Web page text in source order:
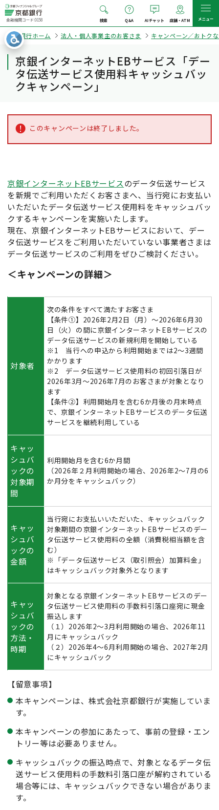
金融機関コード:0158 検索 Q&A AIチャット 店舗・ATM メニュー
京都銀行ホーム 法人・個人事業主のお客さま キャンペーン／おトク
京銀インターネットEBサービス「デー
タ伝送サービス使用料キャッシュバッ
クキャンペーン」
このキャンペーンは終了しました。
京銀インターネットEBサービスのデータ伝送サービス
を新規でご利用いただくお客さまへ、当行宛にお支払い
いただいたデータ伝送サービス使用料をキャッシュバッ
クするキャンペーンを実施いたします。
現在、京銀インターネットEBサービスにおいて、デー
タ伝送サービスをご利用いただいていない事業者さまは
データ伝送サービスのご利用をぜひご検討ください。
＜キャンペーンの詳細＞
対象者
次の条件をすべて満たすお客さま
【条件①】2026年2月2日（月）～2026年6月30
日（火）の間に京銀インターネットEBサービスの
データ伝送サービスの新規利用を開始している
※1 当行への申込から利用開始までは2～3週間
かかります
※2 データ伝送サービス使用料の初回引落日が
2026年3月～2026年7月のお客さまが対象となり
ます
【条件②】利用開始月を含む6か月後の月末時点
で、京銀インターネットEBサービスのデータ伝送
サービスを継続利用している
キャッ
シュバ
ックの
対象期
間
利用開始月を含む6か月間
（2026年２月利用開始の場合、2026年2～7月の6
か月分をキャッシュバック）
キャッ
シュバ
ックの
金額
当行宛にお支払いいただいた、キャッシュバック
対象期間の京銀インターネットEBサービスのデー
タ伝送サービス使用料の全額（消費税相当額を含
む）
※「データ伝送サービス（取引照会）加算料金」
はキャッシュバック対象外となります
キャッ
シュバ
ックの
方法・
時期
対象となる京銀インターネットEBサービスのデー
タ伝送サービス使用料の手数料引落口座宛に現金
振込します
（１）2026年2～3月利用開始の場合、2026年11
月にキャッシュバック
（２）2026年4～6月利用開始の場合、2027年2月
にキャッシュバック
【留意事項】
本キャンペーンは、株式会社京都銀行が実施していま
す。
本キャンペーンの参加にあたって、事前の登録・エン
トリー等は必要ありません。
キャッシュバックの振込時点で、対象となるデータ伝
送サービス使用料の手数料引落口座が解約されている
場合等には、キャッシュバックできない場合がありま
す。